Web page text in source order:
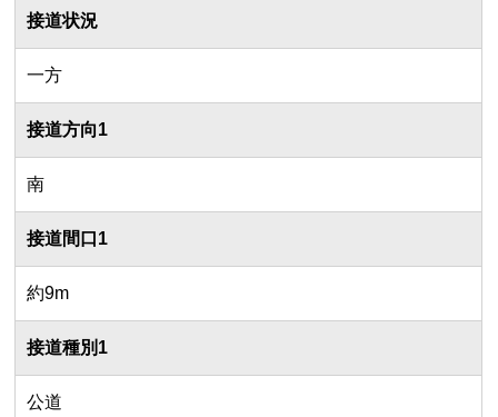
接道状況
一方
接道方向1
南
接道間口1
約9m
接道種別1
公道